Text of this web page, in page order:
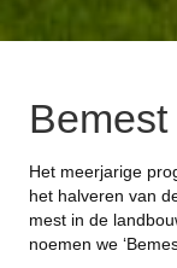
Bemest
Het meerjarige
het halveren van
mest in de
noemen we